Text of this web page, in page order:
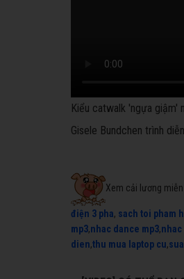
Kiểu catwalk 'ngựa giậm'
Gisele Bundchen trình
Xem cải lương
điện 3 pha, sach toi pham
mp3,nhac dance mp3,
dien,thu mua laptop cu,